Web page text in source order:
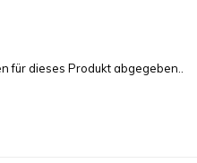
für dieses Produkt abgegeben..